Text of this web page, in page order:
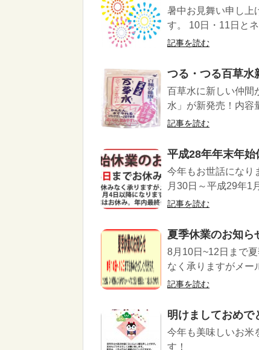
暑中お見舞い申し上
す。 10日・11日と
記事を読む
つる・つる百草水
百草水に新しい仲間
水」が新発売！内容
記事を読む
平成28年年末年
今年もお世話になり
月30日～平成29年1
記事を読む
夏季休業のお知ら
8月10日~12日まで
なく承りますがメー
記事を読む
明けましておめで
今年も美味しいお米
す！